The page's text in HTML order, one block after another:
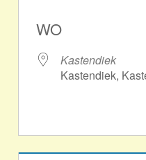
WO
Kastendiek
Kastendiek,